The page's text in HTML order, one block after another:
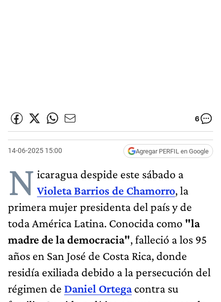
6
14-06-2025 15:00 Agregar PERFIL en Google
N icaragua despide este sábado a
Violeta Barrios de Chamorro, la
primera mujer presidenta del país y de
toda América Latina. Conocida como "la
madre de la democracia", falleció a los 95
años en San José de Costa Rica, donde
residía exiliada debido a la persecución del
régimen de Daniel Ortegacontra su